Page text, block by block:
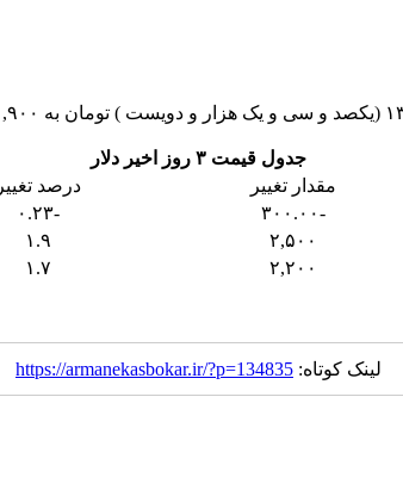
جدول قیمت ۳ روز اخیر دلار
مقدار تغییر درصد تغییر
-۳۰۰.۰۰ -۰.۲۳
۲,۵۰۰ ۱.۹
۲,۲۰۰ ۱.۷
لینک کوتاه: https://armanekasbokar.ir/?p=134835